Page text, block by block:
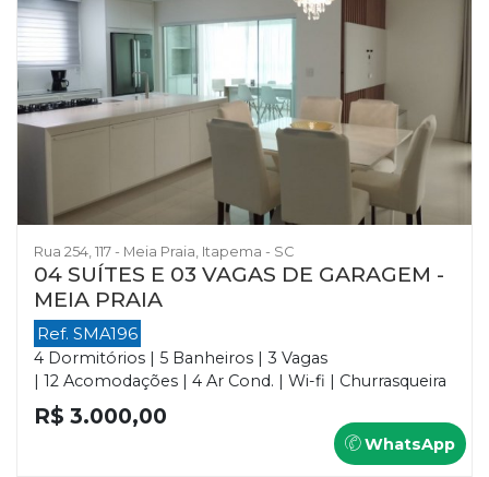
Rua 254, 117 - Meia Praia, Itapema - SC
04 SUÍTES E 03 VAGAS DE GARAGEM -
MEIA PRAIA
Ref. SMA196
4 Dormitórios | 5 Banheiros | 3 Vagas
| 12 Acomodações | 4 Ar Cond. | Wi-fi | Churrasqueira
R$ 3.000,00
WhatsApp